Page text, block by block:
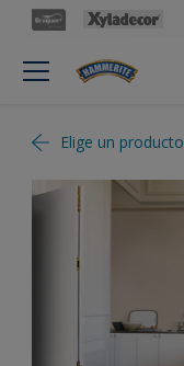
Elige un producto